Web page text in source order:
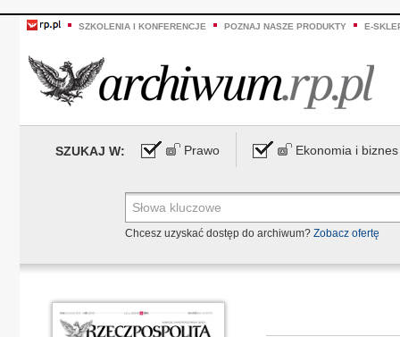
SZKOLENIA I KONFERENCJE POZNAJ NASZE PRODUKTY E-
SZUKAJ W: Prawo Ekonomia i biznes
Chcesz uzyskać dostęp do archiwum? Zobacz ofertę